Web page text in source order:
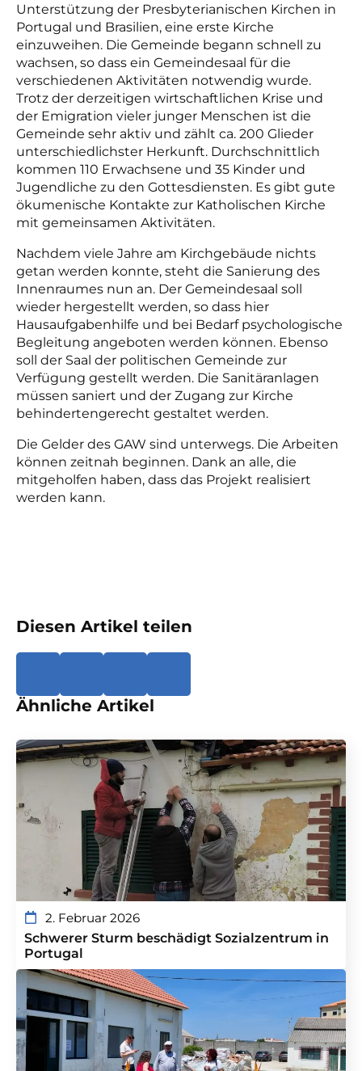
Unterstützung der Presbyterianischen Kirchen in
Portugal und Brasilien, eine erste Kirche
einzuweihen. Die Gemeinde begann schnell zu
wachsen, so dass ein Gemeindesaal für die
verschiedenen Aktivitäten notwendig wurde.
Trotz der derzeitigen wirtschaftlichen Krise und
der Emigration vieler junger Menschen ist die
Gemeinde sehr aktiv und zählt ca. 200 Glieder
unterschiedlichster Herkunft. Durchschnittlich
kommen 110 Erwachsene und 35 Kinder und
Jugendliche zu den Gottesdiensten. Es gibt gute
ökumenische Kontakte zur Katholischen Kirche
mit gemeinsamen Aktivitäten.
Nachdem viele Jahre am Kirchgebäude nichts
getan werden konnte, steht die Sanierung des
Innenraumes nun an. Der Gemeindesaal soll
wieder hergestellt werden, so dass hier
Hausaufgabenhilfe und bei Bedarf psychologische
Begleitung angeboten werden können. Ebenso
soll der Saal der politischen Gemeinde zur
Verfügung gestellt werden. Die Sanitäranlagen
müssen saniert und der Zugang zur Kirche
behindertengerecht gestaltet werden.
Die Gelder des GAW sind unterwegs. Die Arbeiten
können zeitnah beginnen. Dank an alle, die
mitgeholfen haben, dass das Projekt realisiert
werden kann.
Diesen Artikel teilen
Ähnliche Artikel
2. Februar 2026
Schwerer Sturm beschädigt Sozialzentrum in
Portugal